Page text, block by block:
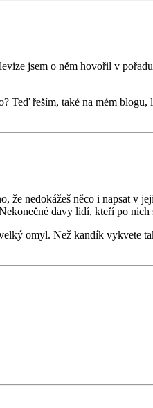
jsem o něm hovořil v
Teď řeším, také na mém
nedokážeš něco i napsat v
davy lidí, kteří po nich
omyl. Než kandík vykvete